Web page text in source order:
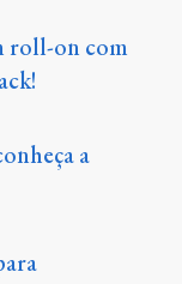
roll-on com
a